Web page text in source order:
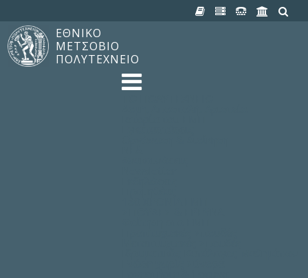
ΕΘΝΙΚΟ
ΜΕΤΣΟΒΙΟ
ΠΟΛΥΤΕΧΝΕΙΟ